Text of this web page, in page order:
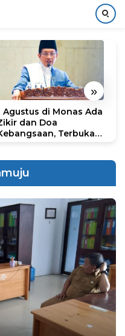
»
Agustus di Monas Ada
dan Doa
Terbuka